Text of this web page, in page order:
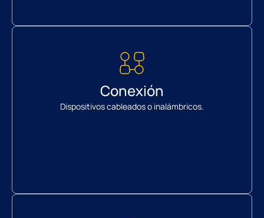
Conexión
Dispositivos cableados o inalámbricos.